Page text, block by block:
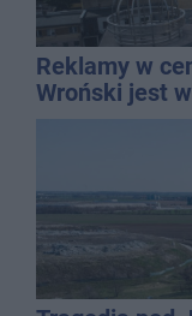
Reklamy w
Wroński jest